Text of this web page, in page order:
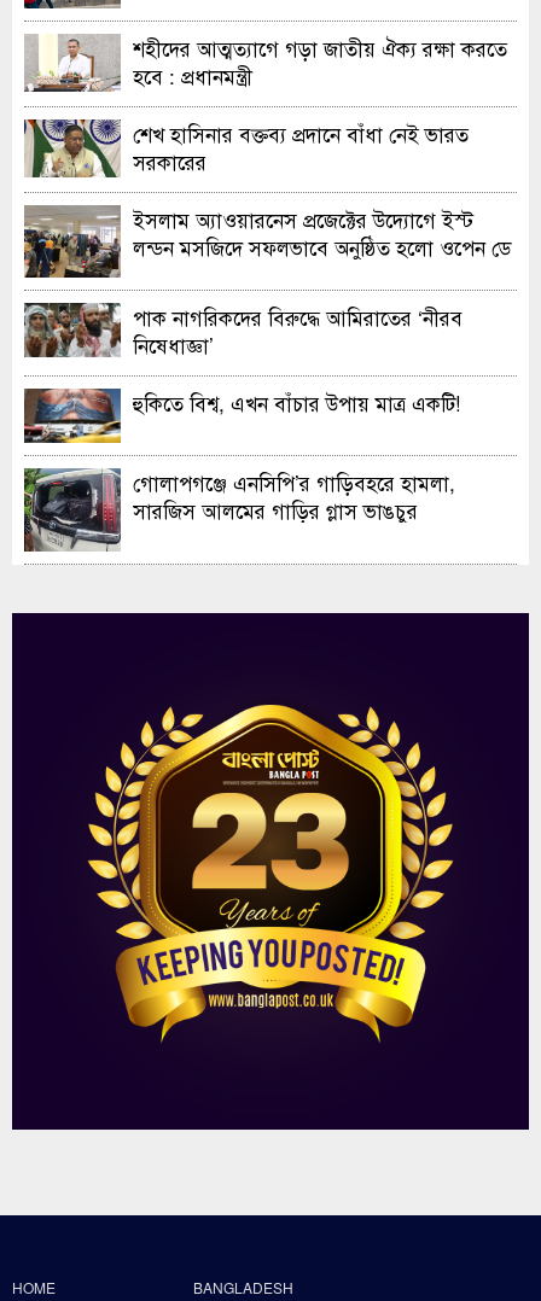
শহীদের আত্মত্যাগে গড়া জাতীয় ঐক্য রক্ষা করতে
হবে : প্রধানমন্ত্রী
শেখ হাসিনার বক্তব্য প্রদানে বাঁধা নেই ভারত
সরকারের
ইসলাম অ্যাওয়ারনেস প্রজেক্টের উদ্যোগে ইস্ট
লন্ডন মসজিদে সফলভাবে অনুষ্ঠিত হলো ওপেন ডে
পাক নাগরিকদের বিরুদ্ধে আমিরাতের ‘নীরব
নিষেধাজ্ঞা’
হুকিতে বিশ্ব, এখন বাঁচার উপায় মাত্র একটি!
গোলাপগঞ্জে এনসিপি’র গাড়িবহরে হামলা,
সারজিস আলমের গাড়ির গ্লাস ভাঙচুর
HOME BANGLADESH